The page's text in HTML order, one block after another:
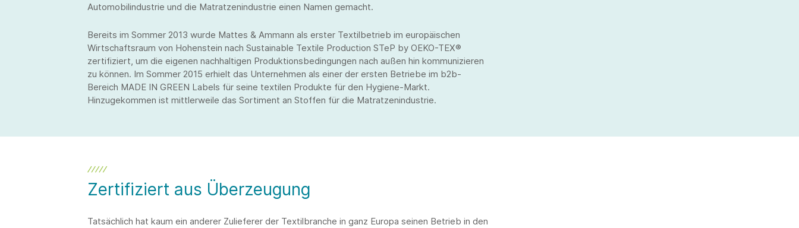
Automobilindustrie und die Matratzenindustrie einen Namen gemacht.
Bereits im Sommer 2013 wurde Mattes & Ammann als erster Textilbetrieb im europäischen
Wirtschaftsraum von Hohenstein nach Sustainable Textile Production STeP by OEKO-TEX®
zertifiziert, um die eigenen nachhaltigen Produktionsbedingungen nach außen hin kommunizieren
zu können. Im Sommer 2015 erhielt das Unternehmen als einer der ersten Betriebe im b2b-
Bereich MADE IN GREEN Labels für seine textilen Produkte für den Hygiene-Markt.
Hinzugekommen ist mittlerweile das Sortiment an Stoffen für die Matratzenindustrie.
Zertifiziert aus Überzeugung
Tatsächlich hat kaum ein anderer Zulieferer der Textilbranche in ganz Europa seinen Betrieb in den